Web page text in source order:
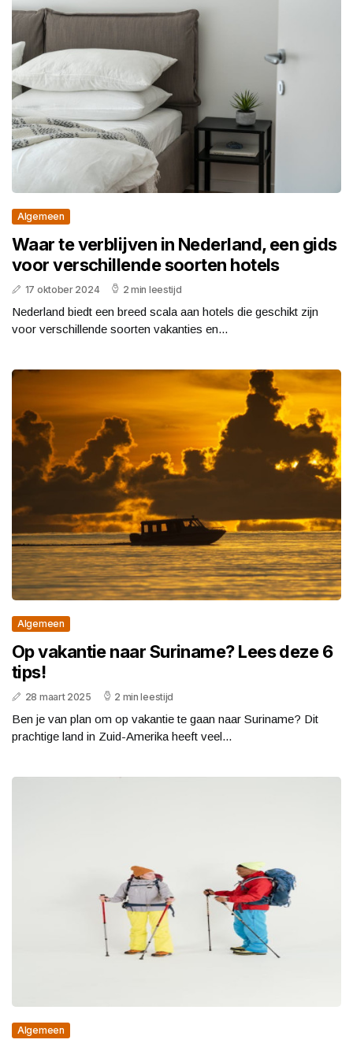
Algemeen
Waar te verblijven in Nederland, een gids
voor verschillende soorten hotels
17 oktober 2024 2 min leestijd
Nederland biedt een breed scala aan hotels die geschikt zijn
voor verschillende soorten vakanties en...
Algemeen
Op vakantie naar Suriname? Lees deze 6
tips!
28 maart 2025 2 min leestijd
Ben je van plan om op vakantie te gaan naar Suriname? Dit
prachtige land in Zuid-Amerika heeft veel...
Algemeen